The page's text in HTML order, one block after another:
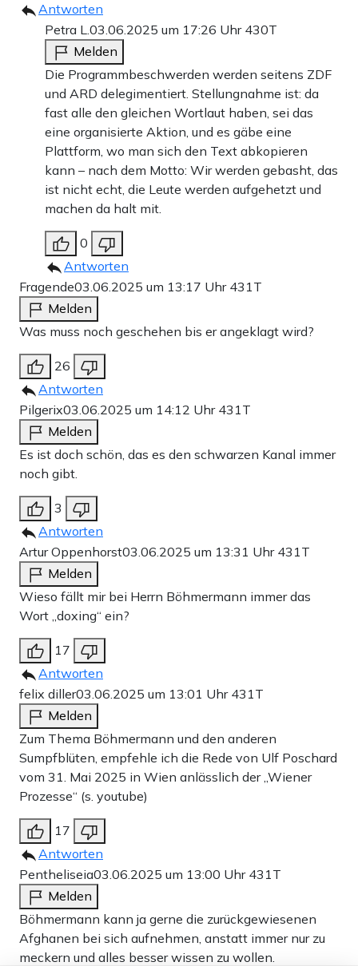
Antworten
Petra L. 03.06.2025 um 17:26 Uhr 430T
Melden
Die Programmbeschwerden werden seitens ZDF
und ARD delegimentiert. Stellungnahme ist: da
fast alle den gleichen Wortlaut haben, sei das
eine organisierte Aktion, und es gäbe eine
Plattform, wo man sich den Text abkopieren
kann – nach dem Motto: Wir werden gebasht, das
ist nicht echt, die Leute werden aufgehetzt und
machen da halt mit.
0
Antworten
Fragende03.06.2025 um 13:17 Uhr 431T
Melden
Was muss noch geschehen bis er angeklagt wird?
26
Antworten
Pilgerix03.06.2025 um 14:12 Uhr 431T
Melden
Es ist doch schön, das es den schwarzen Kanal immer
noch gibt.
3
Antworten
Artur Oppenhorst03.06.2025 um 13:31 Uhr 431T
Melden
Wieso fällt mir bei Herrn Böhmermann immer das
Wort „doxing“ ein?
17
Antworten
felix diller03.06.2025 um 13:01 Uhr 431T
Melden
Zum Thema Böhmermann und den anderen
Sumpfblüten, empfehle ich die Rede von Ulf Poschard
vom 31. Mai 2025 in Wien anlässlich der „Wiener
Prozesse“ (s. youtube)
17
Antworten
Pentheliseia03.06.2025 um 13:00 Uhr 431T
Melden
Böhmermann kann ja gerne die zurückgewiesenen
Afghanen bei sich aufnehmen, anstatt immer nur zu
meckern und alles besser wissen zu wollen.